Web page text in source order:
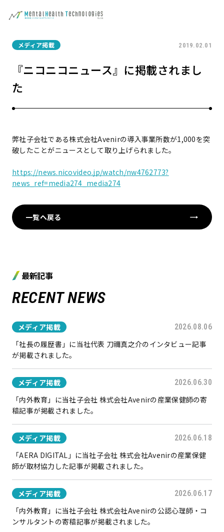
メディア掲載 2019.02.01
『ニコニコニュース』に掲載されまし
た
弊社子会社である株式会社Avenirの導入事業所数が1,000を突
破したことがニュースとして取り上げられました。
https://news.nicovideo.jp/watch/nw4762773?
news_ref=media274_media274
一覧へ戻る
最新記事
RECENT NEWS
メディア掲載 2026.08.06
「社長の履歴書」に当社代表 刀禰真之介のインタビュー記事
が掲載されました。
メディア掲載 2026.06.30
「内外教育」に当社子会社 株式会社Avenirの産業保健師の寄
稿記事が掲載されました。
メディア掲載 2026.06.18
「AERA DIGITAL」に当社子会社 株式会社Avenirの産業保健
師が取材協力した記事が掲載されました。
メディア掲載 2026.06.17
「内外教育」に当社子会社 株式会社Avenirの公認心理師・コ
ンサルタントの寄稿記事が掲載されました。